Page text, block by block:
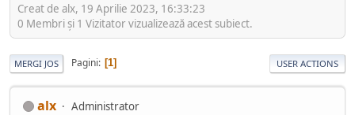
Creat de alx, 19 Aprilie 2023, 16:33:23
0 Membri şi 1 Vizitator vizualizează acest subiect.
MERGI JOS Pagini 1 USER ACTIONS
alx Administrator